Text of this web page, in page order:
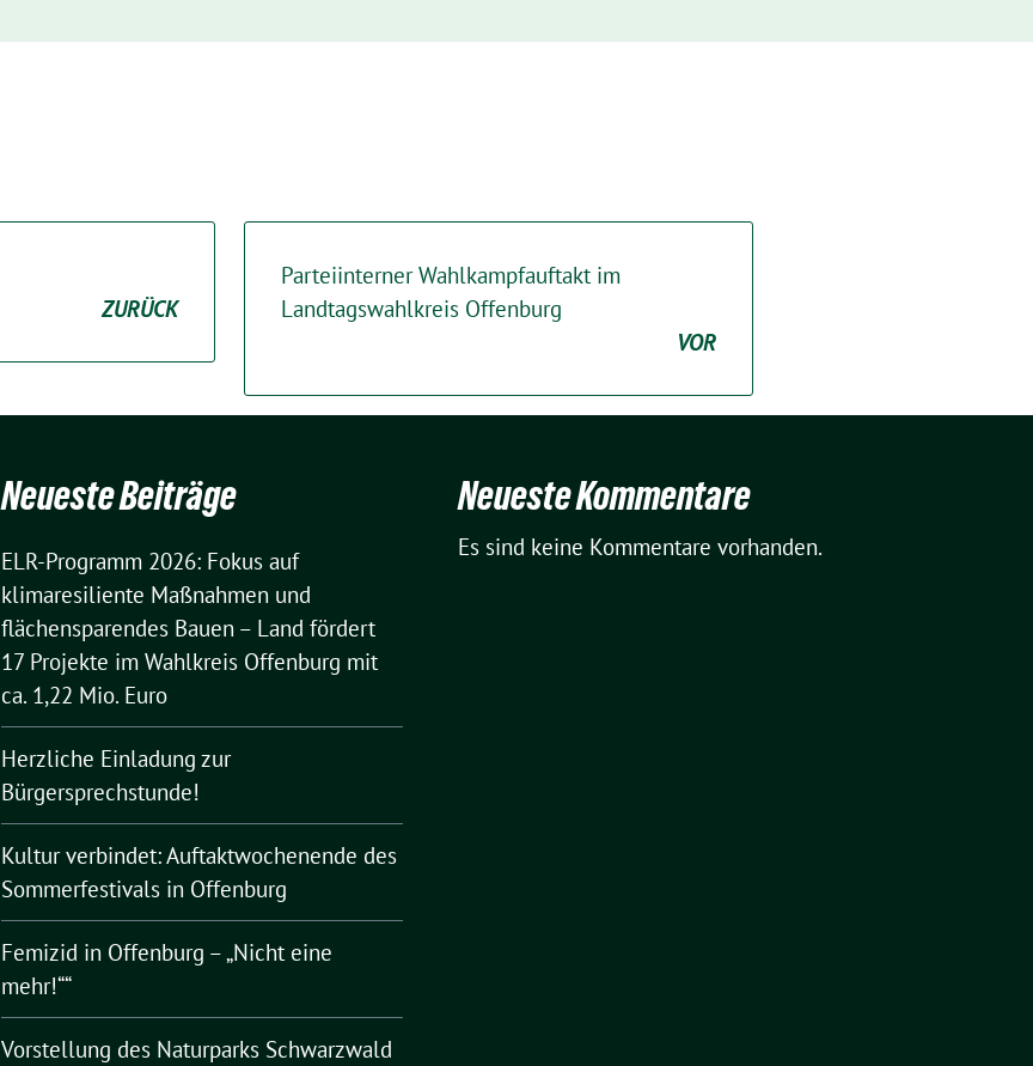
ZURÜCK
Parteiinterner Wahlkampfauftakt im
Landtagswahlkreis Offenburg
VOR
Neueste Beiträge
ELR-Programm 2026: Fokus auf
klimaresiliente Maßnahmen und
flächensparendes Bauen – Land fördert
17 Projekte im Wahlkreis Offenburg mit
ca. 1,22 Mio. Euro
Herzliche Einladung zur
Bürgersprechstunde!
Kultur verbindet: Auftaktwochenende des
Sommerfestivals in Offenburg
Femizid in Offenburg – „Nicht eine
mehr!““
Vorstellung des Naturparks Schwarzwald
Neueste Kommentare
Es sind keine Kommentare vorhanden.